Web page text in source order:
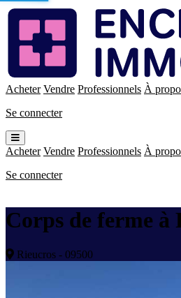
Enchères
Immo
Acheter Vendre Professionnels À
Se connecter
Ouvrir
le
menu
Acheter Vendre Professionnels À
Se connecter
Corps de ferme à
Rieucros - 09500